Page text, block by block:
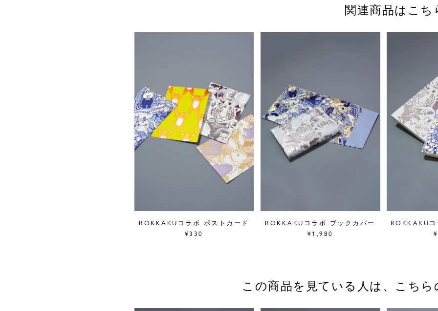
関連商品はこち
ROKKAKUコラボ ポストカード
¥330
ROKKAKUコラボ ブックカバー
¥1,980
ROKKAKU
この商品を見ている人は、 こち